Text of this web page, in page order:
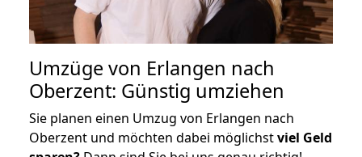
Umzüge von Erlangen nach
Oberzent: Günstig umziehen
Sie planen einen Umzug von Erlangen nach
Oberzent und möchten dabei möglichstviel Geld